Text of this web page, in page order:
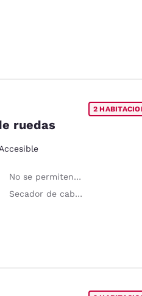
ruedas
Accesible
No se permiten mascotas Solo se permiten animales de servicio, sin cargo.
Secador de cabello
2